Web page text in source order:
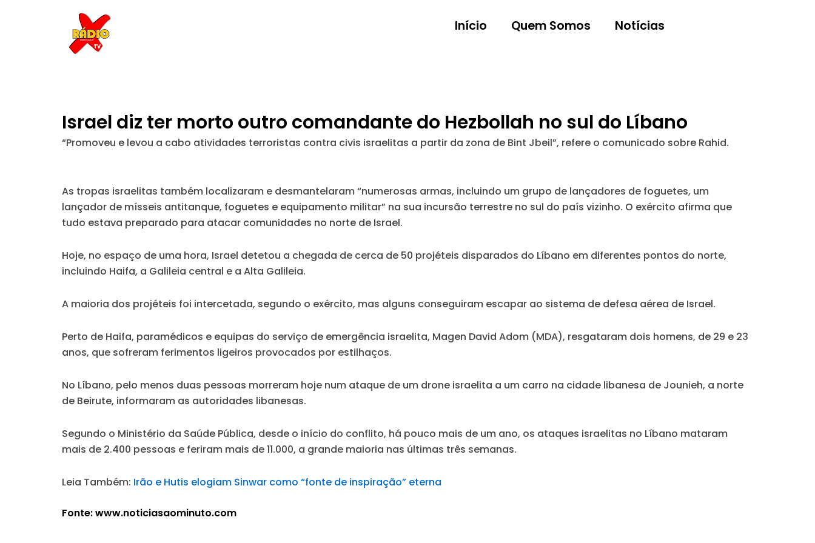
Início Quem Somos Notícias
Israel diz ter morto outro comandante do Hezbollah no sul do Líbano
“Promoveu e levou a cabo atividades terroristas contra civis israelitas a partir da zona de Bint Jbeil”, refere o comunicado sobre Rahid.
As tropas israelitas também localizaram e desmantelaram “numerosas armas, incluindo um grupo de lançadores de foguetes, um
lançador de mísseis antitanque, foguetes e equipamento militar” na sua incursão terrestre no sul do país vizinho. O exército afirma que
tudo estava preparado para atacar comunidades no norte de Israel.
Hoje, no espaço de uma hora, Israel detetou a chegada de cerca de 50 projéteis disparados do Líbano em diferentes pontos do norte,
incluindo Haifa, a Galileia central e a Alta Galileia.
A maioria dos projéteis foi intercetada, segundo o exército, mas alguns conseguiram escapar ao sistema de defesa aérea de Israel.
Perto de Haifa, paramédicos e equipas do serviço de emergência israelita, Magen David Adom (MDA), resgataram dois homens, de 29 e 23
anos, que sofreram ferimentos ligeiros provocados por estilhaços.
No Líbano, pelo menos duas pessoas morreram hoje num ataque de um drone israelita a um carro na cidade libanesa de Jounieh, a norte
de Beirute, informaram as autoridades libanesas.
Segundo o Ministério da Saúde Pública, desde o início do conflito, há pouco mais de um ano, os ataques israelitas no Líbano mataram
mais de 2.400 pessoas e feriram mais de 11.000, a grande maioria nas últimas três semanas.
Leia Também: Irão e Hutis elogiam Sinwar como “fonte de inspiração” eterna
Fonte: www.noticiasaominuto.com